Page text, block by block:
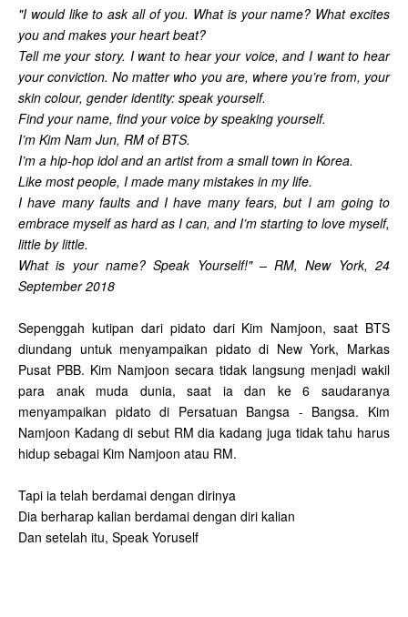
"I would like to ask all of you. What is your name? What excites
you and makes your heart beat?
Tell me your story. I want to hear your voice, and I want to hear
your conviction. No matter who you are, where you’re from, your
skin colour, gender identity: speak yourself.
Find your name, find your voice by speaking yourself.
I’m Kim Nam Jun, RM of BTS.
I’m a hip-hop idol and an artist from a small town in Korea.
Like most people, I made many mistakes in my life.
I have many faults and I have many fears, but I am going to
embrace myself as hard as I can, and I’m starting to love myself,
little by little.
What is your name? Speak Yourself!" – RM, New York, 24
September 2018
Sepenggah kutipan dari pidato dari Kim Namjoon, saat BTS
diundang untuk menyampaikan pidato di New York, Markas
Pusat PBB. Kim Namjoon secara tidak langsung menjadi wakil
para anak muda dunia, saat ia dan ke 6 saudaranya
menyampaikan pidato di Persatuan Bangsa - Bangsa. Kim
Namjoon Kadang di sebut RM dia kadang juga tidak tahu harus
hidup sebagai Kim Namjoon atau RM.
Tapi ia telah berdamai dengan dirinya
Dia berharap kalian berdamai dengan diri kalian
Dan setelah itu, Speak Yoruself